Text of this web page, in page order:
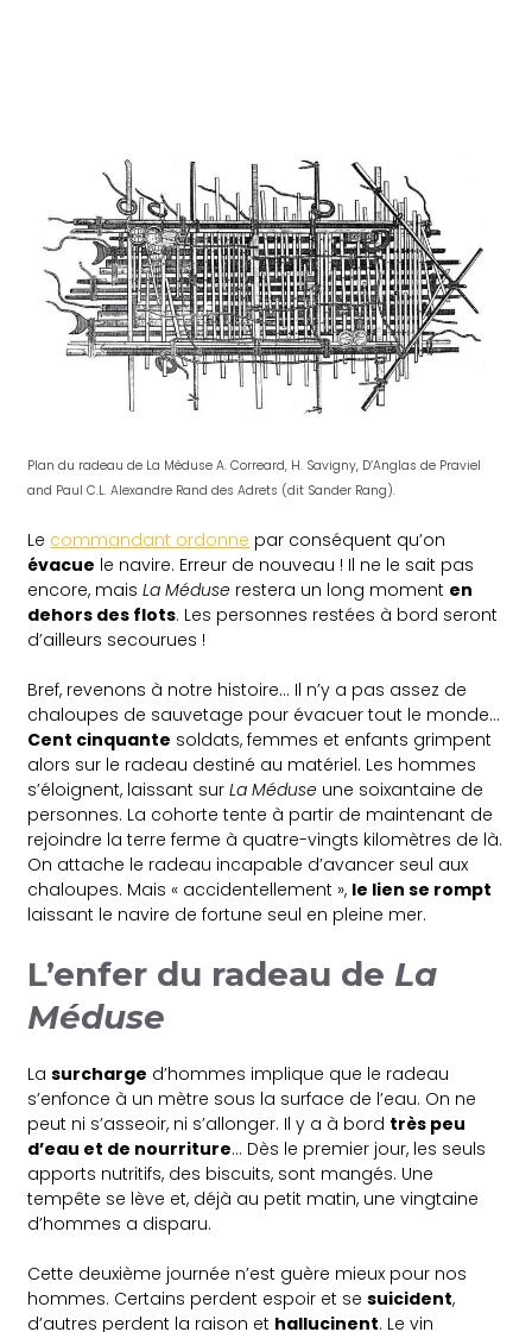
Plan du radeau de La Méduse A. Correard, H. Savigny, D’Anglas de Praviel
and Paul C.L. Alexandre Rand des Adrets (dit Sander Rang).
Le commandant ordonne par conséquent qu’on
évacue le navire. Erreur de nouveau ! Il ne le sait pas
encore, maisLa Méduse restera un long moment en
dehors des flots. Les personnes restées à bord seront
d’ailleurs secourues !
Bref, revenons à notre histoire… Il n’y a pas assez de
chaloupes de sauvetage pour évacuer tout le monde…
Cent cinquante soldats, femmes et enfants grimpent
alors sur le radeau destiné au matériel. Les hommes
s’éloignent, laissant surLa Méduse une soixantaine de
personnes. La cohorte tente à partir de maintenant de
rejoindre la terre ferme à quatre-vingts kilomètres de là.
On attache le radeau incapable d’avancer seul aux
chaloupes. Mais « accidentellement », le lien se rompt
laissant le navire de fortune seul en pleine mer.
L’enfer du radeau de La
Méduse
Lasurcharge d’hommes implique que le radeau
s’enfonce à un mètre sous la surface de l’eau. On ne
peut ni s’asseoir, ni s’allonger. Il y a à bord très peu
d’eau et de nourriture… Dès le premier jour, les seuls
apports nutritifs, des biscuits, sont mangés. Une
tempête se lève et, déjà au petit matin, une vingtaine
d’hommes a disparu.
Cette deuxième journée n’est guère mieux pour nos
hommes. Certains perdent espoir et sesuicident,
d’autres perdent la raison et hallucinent. Le vin